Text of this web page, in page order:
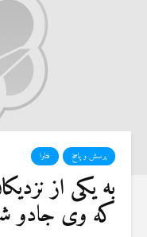
پرسش و پاسخ فتاوا
به یکی از
که وی جادو